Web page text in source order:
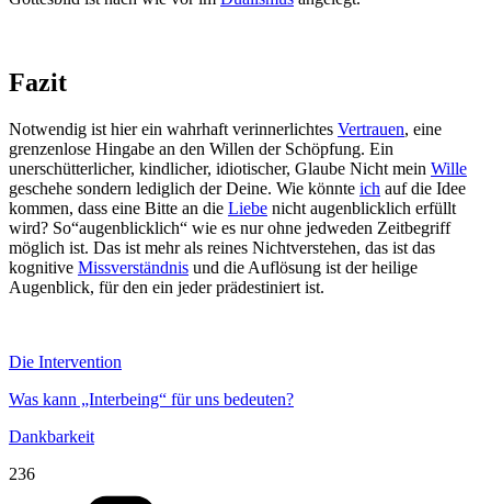
Fazit
Notwendig ist hier ein wahrhaft verinnerlichtes Vertrauen, eine
grenzenlose Hingabe an den Willen der Schöpfung. Ein
unerschütterlicher, kindlicher, idiotischer, Glaube Nicht mein Wille
geschehe sondern lediglich der Deine. Wie könnte ich auf die Idee
kommen, dass eine Bitte an die Liebe nicht augenblicklich erfüllt
wird? So“augenblicklich“ wie es nur ohne jedweden Zeitbegriff
möglich ist. Das ist mehr als reines Nichtverstehen, das ist das
kognitive Missverständnis und die Auflösung ist der heilige
Augenblick, für den ein jeder prädestiniert ist.
Die Intervention
Was kann „Interbeing“ für uns bedeuten?
Dankbarkeit
236